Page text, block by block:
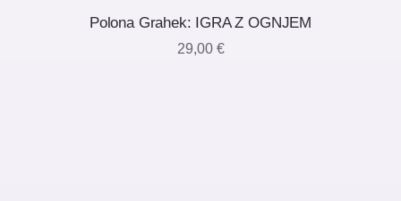
Polona Grahek: IGRA Z OGNJEM
29,00 €